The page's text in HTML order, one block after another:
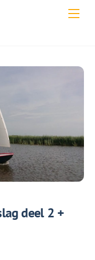
deel 2 +